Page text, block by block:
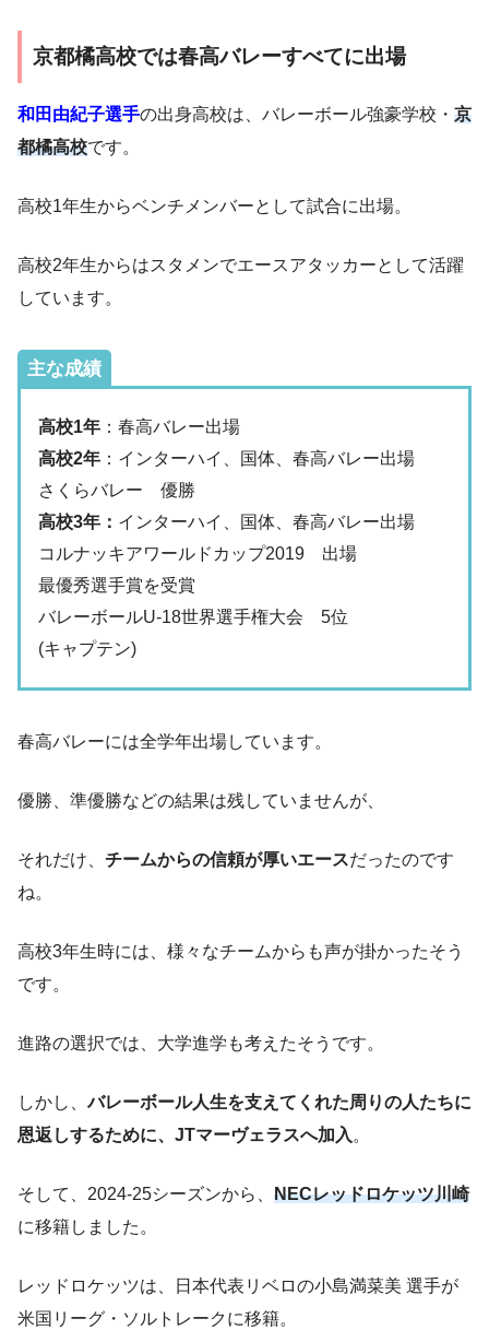
京都橘高校では春高バレーすべてに出場
和田由紀子選手の出身高校は、バレーボール強豪学校・ 京
都橘高校です。
高校1年生からベンチメンバーとして試合に出場。
高校2年生からはスタメンでエースアタッカーとして活躍
しています。
主な成績
高校1年 ：春高バレー出場
高校2年 ：インターハイ、国体、春高バレー出場
さくらバレー 優勝
高校3年： インターハイ、国体、春高バレー出場
コルナッキアワールドカップ2019 出場
最優秀選手賞を受賞
バレーボールU-18世界選手権大会 5位
(キャプテン)
春高バレーには全学年出場しています。
優勝、準優勝などの結果は残していませんが、
それだけ、 チームからの信頼が厚いエースだったのです
ね。
高校3年生時には、様々なチームからも声が掛かったそう
です。
進路の選択では、大学進学も考えたそうです。
しかし、バレーボール人生を支えてくれた周りの人たちに
恩返しするために、JTマーヴェラスへ加入 。
そして、2024-25シーズンから、 NECレッドロケッツ川崎
に移籍しました。
レッドロケッツは、日本代表リベロの小島満菜美 選手が
米国リーグ・ソルトレークに移籍。